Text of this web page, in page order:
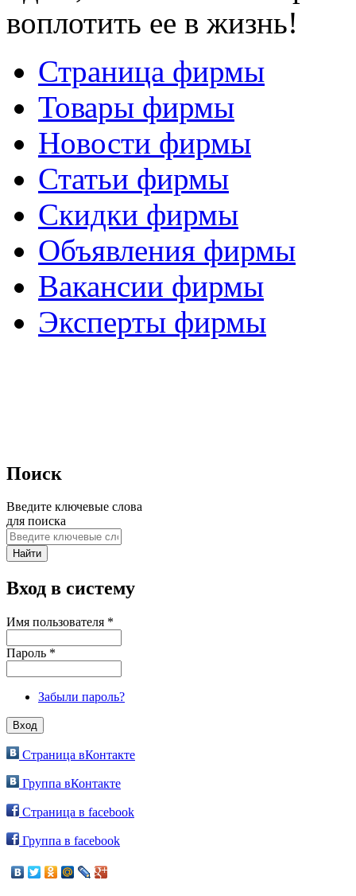
воплотить ее в жизнь!
Страница фирмы
Товары фирмы
Новости фирмы
Статьи фирмы
Скидки фирмы
Объявления фирмы
Вакансии фирмы
Эксперты фирмы
Поиск
Введите ключевые слова
для поиска
Вход в систему
Имя пользователя *
Пароль *
Забыли пароль?
Страница вКонтакте
Группа вКонтакте
Страница в facebook
Группа в facebook